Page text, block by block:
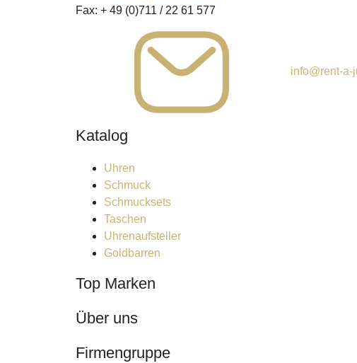
Fax: + 49 (0)711 / 22 61 577
info@rent-a-
Katalog
Uhren
Schmuck
Schmucksets
Taschen
Uhrenaufsteller
Goldbarren
Top Marken
Über uns
Firmengruppe